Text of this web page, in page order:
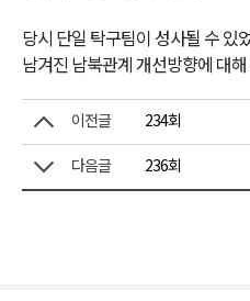
당시 단일 탁구팀이 성사될 수 있
남겨진 남북관계 개선방향에 대
이전글 234회
다음글 236회